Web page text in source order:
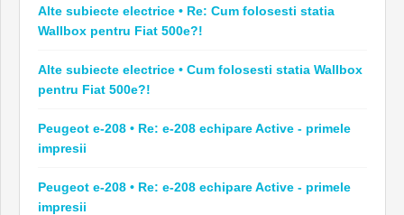
Alte subiecte electrice • Re: Cum folosesti statia
Wallbox pentru Fiat 500e?!
Alte subiecte electrice • Cum folosesti statia Wallbox
pentru Fiat 500e?!
Peugeot e-208 • Re: e-208 echipare Active - primele
impresii
Peugeot e-208 • Re: e-208 echipare Active - primele
impresii